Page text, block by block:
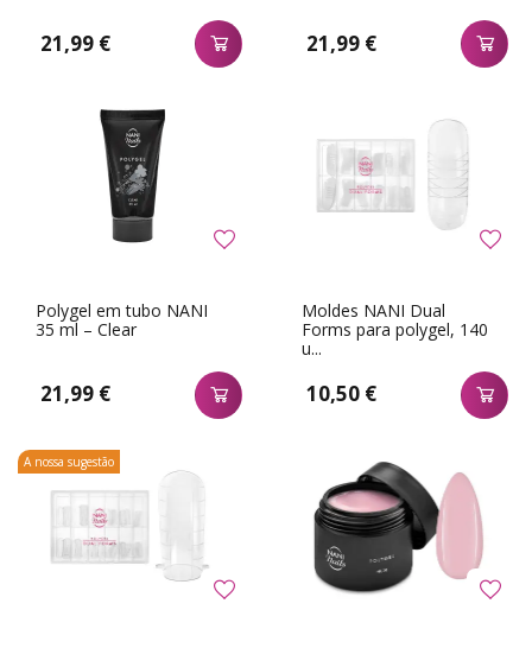
21,99 € 21,99 €
Polygel em tubo NANI
35 ml – Clear
21,99 €
Moldes NANI Dual
Forms para polygel, 140
u...
10,50 €
A nossa sugestão